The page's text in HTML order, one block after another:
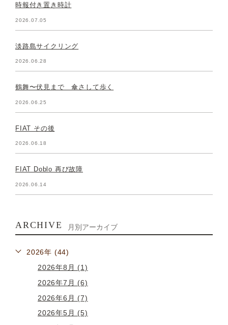
時報付き置き時計
2026.07.05
淡路島サイクリング
2026.06.28
鶴舞〜伏見まで 傘さして歩く
2026.06.25
FIAT その後
2026.06.18
FIAT Doblo 再び故障
2026.06.14
ARCHIVE 月別アーカイブ
2026年 (44)
2026年8月 (1)
2026年7月 (6)
2026年6月 (7)
2026年5月 (5)